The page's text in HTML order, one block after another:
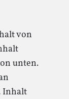
von
unten.
Inhalt